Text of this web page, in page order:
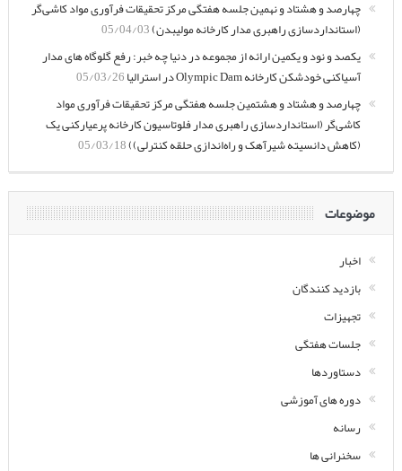
چهارصد و هشتاد و نهمین جلسه هفتگی مرکز تحقیقات فرآوری مواد کاشی‌گر
(استانداردسازی راهبری مدار کارخانه مولیبدن)05/04/03
یکصد و نود و یکمین ارائه از مجموعه در دنیا چه خبر: رفع گلوگاه های مدار
آسیاکنی خودشکن کارخانه Olympic Dam در استرالیا
05/03/26
چهارصد و هشتاد و هشتمین جلسه هفتگی مرکز تحقیقات فرآوری مواد
کاشی‌گر (استانداردسازی راهبری مدار فلوتاسیون کارخانه پرعیارکنی یک
(کاهش دانسیته شیرآهک و راه‌اندازی حلقه کنترلی))05/03/18
موضوعات
اخبار
بازدید کنندگان
تجهیزات
جلسات هفتگی
دستاوردها
دوره های آموزشی
رسانه
سخنرانی ها